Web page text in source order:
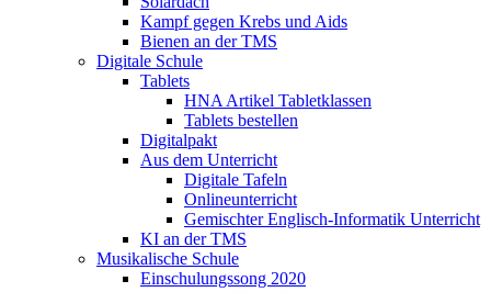
Kampf gegen Krebs und Aids
Bienen an der TMS
Digitale Schule
Tablets
HNA Artikel Tabletklassen
Tablets bestellen
Digitalpakt
Aus dem Unterricht
Digitale Tafeln
Onlineunterricht
Gemischter Englisch-Informatik Unterricht
KI an der TMS
Musikalische Schule
Einschulungssong 2020